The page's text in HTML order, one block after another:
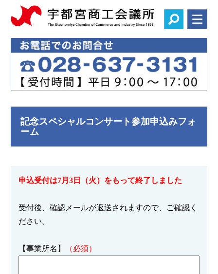
記念スペシャルコンサート参加申込みフォ
ーム
申込受付は7月3日（火）をもって終了しました
受付後、確認メールが返送されますので、ご確認く
ださい。
【事業所名】 （必須）